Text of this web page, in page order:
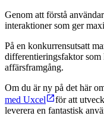
Genom att förstå
interaktioner som ger
På en konkurrensutsatt
differentieringsfaktor
affärsframgång.
Om du är ny på det här
med Uxcel
för att
leverera en fantastisk